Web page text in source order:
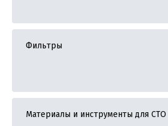
Фильтры
Материалы и инструменты для СТО